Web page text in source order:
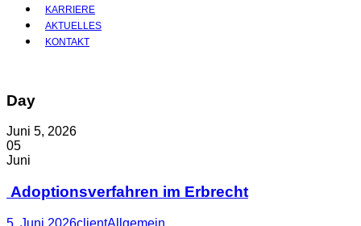
KARRIERE
AKTUELLES
KONTAKT
Day
Juni 5, 2026
05
Juni
Adoptionsverfahren im Erbrecht
5. Juni 2026clientAllgemein